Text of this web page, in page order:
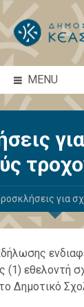
MENU
για
για
(1) εθελοντή
Δημοτικό